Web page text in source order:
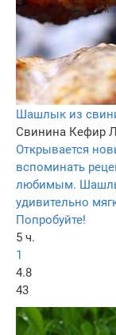
Шашлык из
Свинина Кефир
Открывается
вспоминать
любимым.
удивительно
Попробуйте!
5 ч.
1
4.8
43